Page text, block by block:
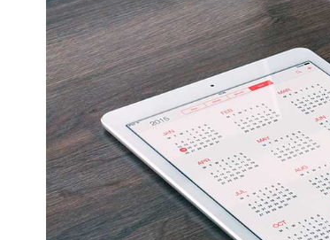
isompana